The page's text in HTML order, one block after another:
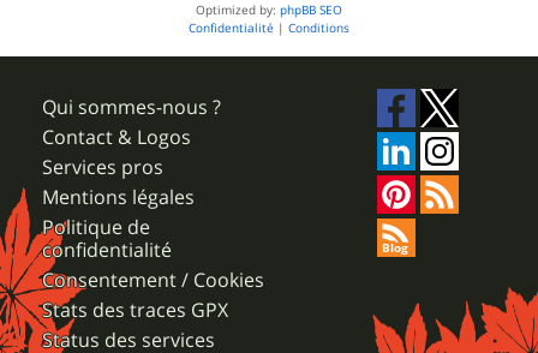
Optimized by: phpBB SEO
Confidentialité | Conditions
Qui sommes-nous ?
Contact & Logos
Services pros
Mentions légales
Politique de
confidentialité
Consentement / Cookies
Stats des traces GPX
Status des services